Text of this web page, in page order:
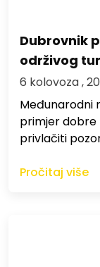
Dubrovnik
održivog
6 kolovoza ,
Međunarodni
primjer dobre
privlačiti
Pročitaj više